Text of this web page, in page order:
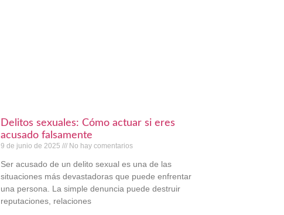
Delitos sexuales: Cómo actuar si eres
acusado falsamente
9 de junio de 2025 No hay comentarios
Ser acusado de un delito sexual es una de las
situaciones más devastadoras que puede enfrentar
una persona. La simple denuncia puede destruir
reputaciones, relaciones